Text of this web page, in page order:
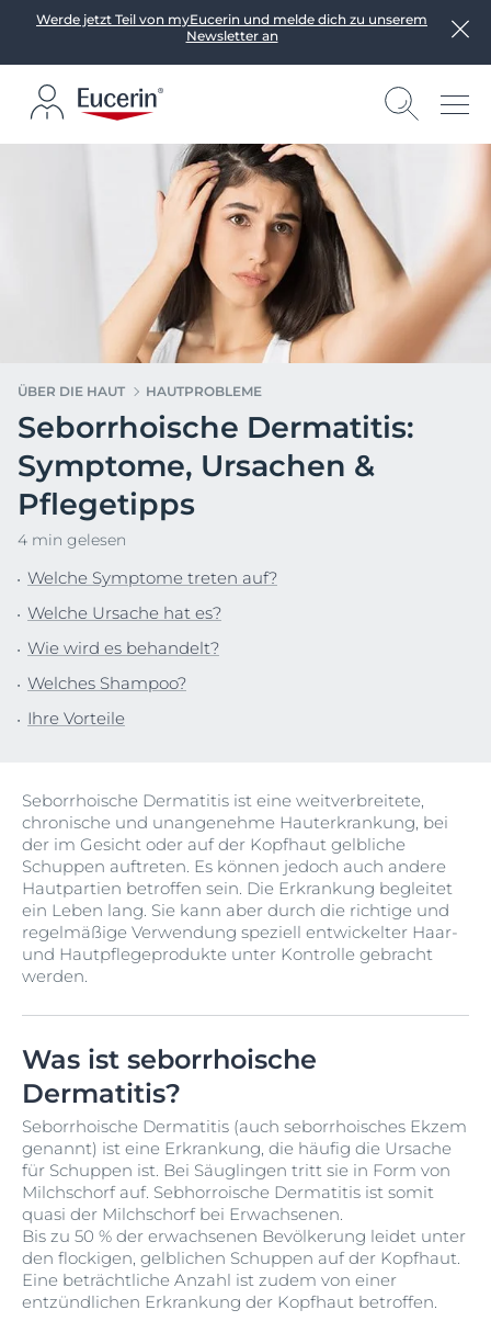
Werde jetzt Teil von myEucerin und melde dich zu unserem
Newsletter an
ÜBER DIE HAUT HAUTPROBLEME
Seborrhoische Dermatitis:
Symptome, Ursachen &
Pflegetipps
4 min gelesen
Welche Symptome treten auf?
Welche Ursache hat es?
Wie wird es behandelt?
Welches Shampoo?
Ihre Vorteile
Seborrhoische Dermatitis ist eine weitverbreitete,
chronische und unangenehme Hauterkrankung, bei
der im Gesicht oder auf der Kopfhaut gelbliche
Schuppen auftreten. Es können jedoch auch andere
Hautpartien betroffen sein. Die Erkrankung begleitet
ein Leben lang. Sie kann aber durch die richtige und
regelmäßige Verwendung speziell entwickelter Haar-
und Hautpflegeprodukte unter Kontrolle gebracht
werden.
Was ist seborrhoische
Dermatitis?
Seborrhoische Dermatitis (auch seborrhoisches Ekzem
genannt) ist eine Erkrankung, die häufig die Ursache
für Schuppen ist. Bei Säuglingen tritt sie in Form von
Milchschorf auf. Sebhorroische Dermatitis ist somit
quasi der Milchschorf bei Erwachsenen.
Bis zu 50 % der erwachsenen Bevölkerung leidet unter
den flockigen, gelblichen Schuppen auf der Kopfhaut.
Eine beträchtliche Anzahl ist zudem von einer
entzündlichen Erkrankung der Kopfhaut betroffen.